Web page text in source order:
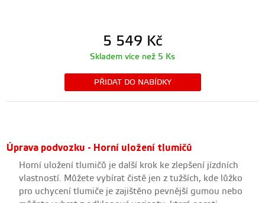
5 549 Kč
Skladem více než 5 Ks
PŘIDAT DO NABÍDKY
Úprava podvozku - Horní uložení tlumičů
Horní uložení tlumičů je další krok ke zlepšení jízdních
vlastností. Můžete vybírat čistě jen z tužších, kde lůžko
pro uchycení tlumiče je zajištěno pevnější gumou nebo